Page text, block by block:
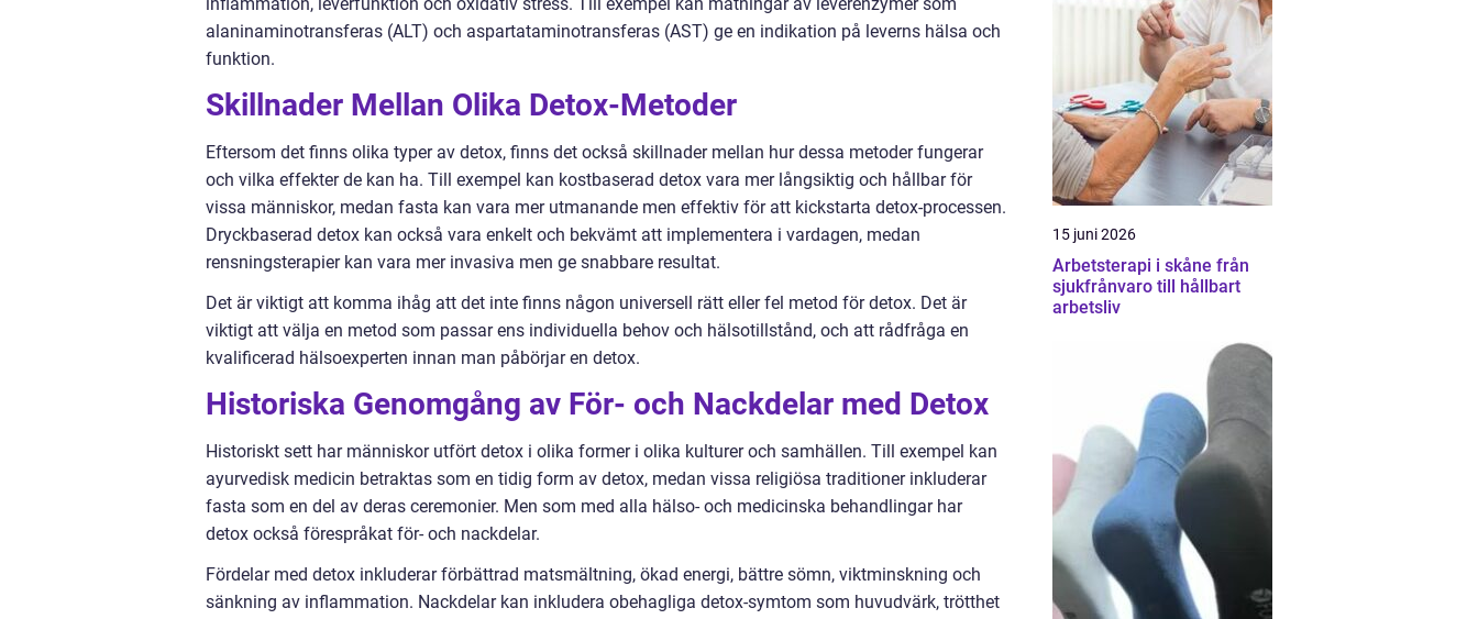
alaninaminotransferas (ALT) och aspartataminotransferas (AST) ge en indikation på leverns hälsa och
funktion.
Skillnader Mellan Olika Detox-Metoder
Eftersom det finns olika typer av detox, finns det också skillnader mellan hur dessa metoder fungerar
och vilka effekter de kan ha. Till exempel kan kostbaserad detox vara mer långsiktig och hållbar för
vissa människor, medan fasta kan vara mer utmanande men effektiv för att kickstarta detox-processen.
Dryckbaserad detox kan också vara enkelt och bekvämt att implementera i vardagen, medan
rensningsterapier kan vara mer invasiva men ge snabbare resultat.
Det är viktigt att komma ihåg att det inte finns någon universell rätt eller fel metod för detox. Det är
viktigt att välja en metod som passar ens individuella behov och hälsotillstånd, och att rådfråga en
kvalificerad hälsoexperten innan man påbörjar en detox.
Historiska Genomgång av För- och Nackdelar med Detox
Historiskt sett har människor utfört detox i olika former i olika kulturer och samhällen. Till exempel kan
ayurvedisk medicin betraktas som en tidig form av detox, medan vissa religiösa traditioner inkluderar
fasta som en del av deras ceremonier. Men som med alla hälso- och medicinska behandlingar har
detox också förespråkat för- och nackdelar.
Fördelar med detox inkluderar förbättrad matsmältning, ökad energi, bättre sömn, viktminskning och
sänkning av inflammation. Nackdelar kan inkludera obehagliga detox-symtom som huvudvärk, trötthet
15 juni 2026
Arbetsterapi i skåne från
sjukfrånvaro till hållbart
arbetsliv